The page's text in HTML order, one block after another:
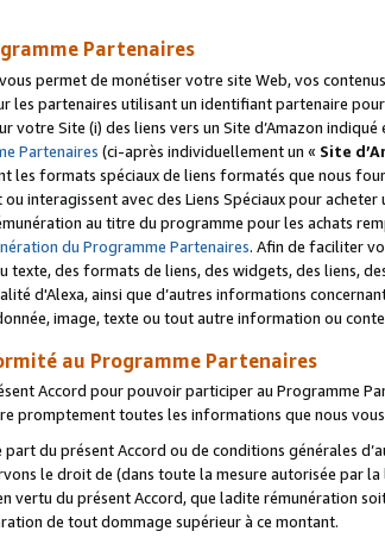
Partenaires
permet de monétiser votre site Web, vos
les partenaires utilisant un identifiant partenaire
votre Site (i) des liens vers un Site d’Amazon indiqué
Partenaires (ci-après individuellement un « Site
les formats spéciaux de liens formatés que nous
interagissent avec des Liens Spéciaux pour
au titre du programme pour les achats
du Programme Partenaires. Afin de faciliter
texte, des formats de liens, des widgets, des liens,
d'Alexa, ainsi que d’autres informations
image, texte ou tout autre information ou
au Programme Partenaires
Accord pour pouvoir participer au Programme
promptement toutes les informations que nous
du présent Accord ou de conditions générales
le droit de (dans toute la mesure autorisée par
vertu du présent Accord, que ladite rémunération
de tout dommage supérieur à ce montant.